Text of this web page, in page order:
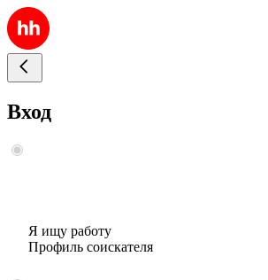
Вход
Я ищу работу
Профиль соискателя